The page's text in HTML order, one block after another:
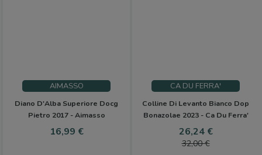
AIMASSO
Diano D'Alba Superiore Docg
Pietro 2017 - Aimasso
Precio
16,99 €
CA DU FERRA'
Colline Di Levanto Bianco Dop
Bonazolae 2023 - Ca Du Ferra'
Precio
26,24 €Precio
32,00 €